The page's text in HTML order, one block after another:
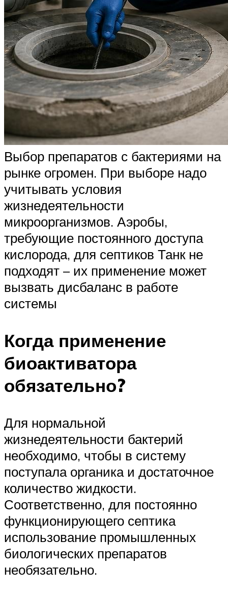
Выбор препаратов с бактериями на
рынке огромен. При выборе надо
учитывать условия
жизнедеятельности
микроорганизмов. Аэробы,
требующие постоянного доступа
кислорода, для септиков Танк не
подходят – их применение может
вызвать дисбаланс в работе
системы
Когда применение
биоактиватора
обязательно?
Для нормальной
жизнедеятельности бактерий
необходимо, чтобы в систему
поступала органика и достаточное
количество жидкости.
Соответственно, для постоянно
функционирующего септика
использование промышленных
биологических препаратов
необязательно.